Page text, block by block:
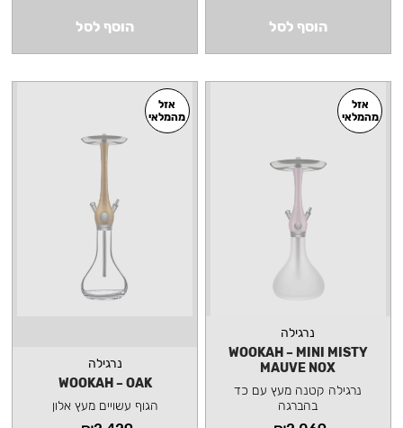
הוסף לסל הוסף לסל
אזל
מהמלאי
נרגילה
WOOKAH – MINI MISTY
MAUVE NOX
נרגילה קטנה מעץ עם כד
בהברגה
אזל
מהמלאי
נרגילה
WOOKAH – OAK
הגוף עשויים מעץ אלון